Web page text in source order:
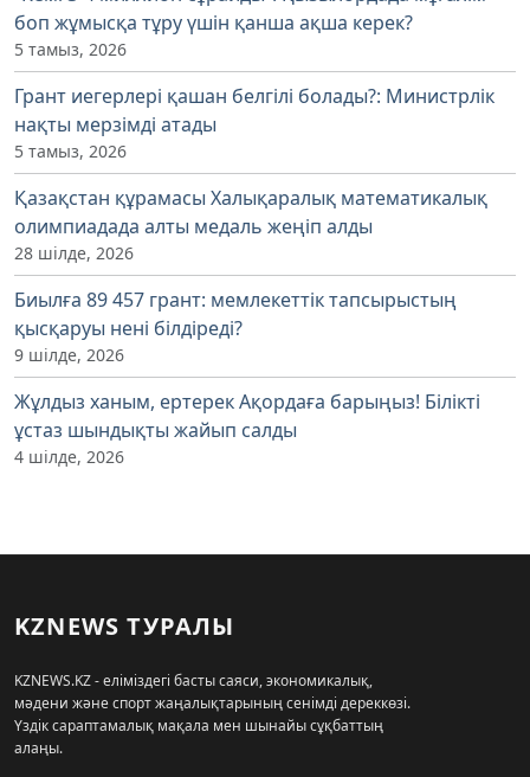
боп жұмысқа тұру үшін қанша ақша керек?
5 тамыз, 2026
Грант иегерлері қашан белгілі болады?: Министрлік
нақты мерзімді атады
5 тамыз, 2026
Қазақстан құрамасы Халықаралық математикалық
олимпиадада алты медаль жеңіп алды
28 шілде, 2026
Биылға 89 457 грант: мемлекеттік тапсырыстың
қысқаруы нені білдіреді?
9 шілде, 2026
Жұлдыз ханым, ертерек Ақордаға барыңыз! Білікті
ұстаз шындықты жайып салды
4 шілде, 2026
KZNEWS ТУРАЛЫ
KZNEWS.KZ - еліміздегі басты саяси, экономикалық,
мәдени және спорт жаңалықтарының сенімді дереккөзі.
Үздік сараптамалық мақала мен шынайы сұқбаттың
алаңы.